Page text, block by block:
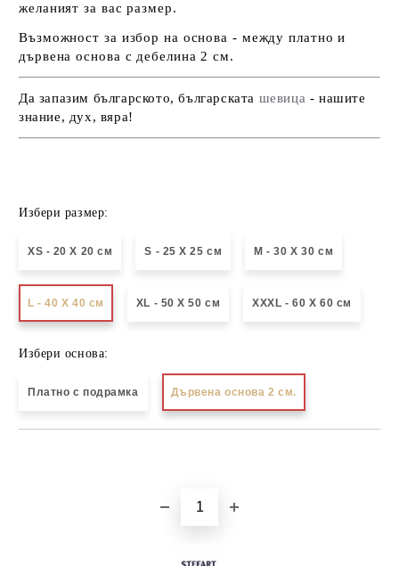
желаният за вас размер.
Възможност за избор на основа - между платно и
дървена основа с дебелина 2 см.
Да запазим българското, българската шевица - нашите
знание, дух, вяра!
Избери размер:
XS - 20 X 20 см S - 25 X 25 см М - 30 Х 30 см
L - 40 X 40 см XL - 50 X 50 см XXXL - 60 X 60 см
Избери основа:
Платно с подрамка Дървена основа 2 см.